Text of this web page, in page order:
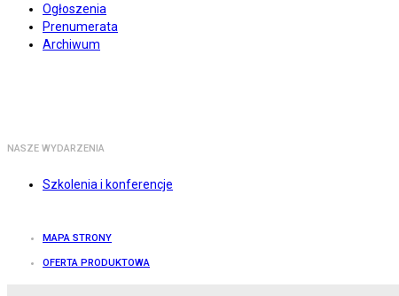
Ogłoszenia
Prenumerata
Archiwum
NASZE WYDARZENIA
Szkolenia i konferencje
MAPA STRONY
OFERTA PRODUKTOWA